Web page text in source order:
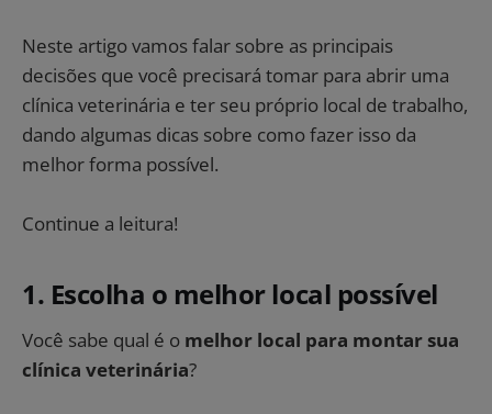
Neste artigo vamos falar sobre as principais
decisões que você precisará tomar para abrir uma
clínica veterinária e ter seu próprio local de trabalho,
dando algumas dicas sobre como fazer isso da
melhor forma possível.
Continue a leitura!
1. Escolha o melhor local possível
Você sabe qual é o melhor local para montar sua
clínica veterinária?